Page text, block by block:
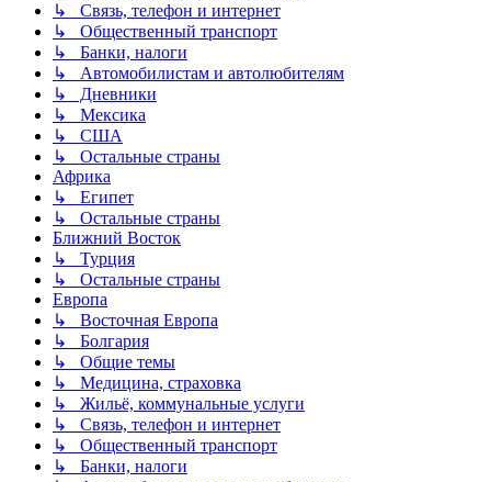
↳ Связь, телефон и интернет
↳ Общественный транспорт
↳ Банки, налоги
↳ Автомобилистам и автолюбителям
↳ Дневники
↳ Мексика
↳ США
↳ Остальные страны
Африка
↳ Египет
↳ Остальные страны
Ближний Восток
↳ Турция
↳ Остальные страны
Европа
↳ Восточная Европа
↳ Болгария
↳ Общие темы
↳ Медицина, страховка
↳ Жильё, коммунальные услуги
↳ Связь, телефон и интернет
↳ Общественный транспорт
↳ Банки, налоги